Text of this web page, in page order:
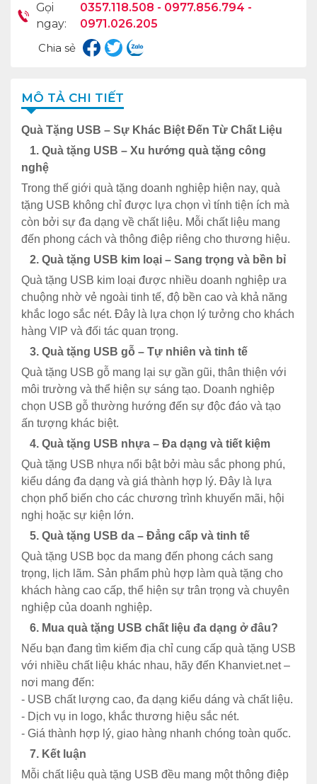
Gọi
ngay:
0357.118.508 - 0977.856.794 -
0971.026.205
Chia sẻ
MÔ TẢ CHI TIẾT
Quà Tặng USB – Sự Khác Biệt Đến Từ Chất Liệu
1. Quà tặng USB – Xu hướng quà tặng công
nghệ
Trong thế giới quà tặng doanh nghiệp hiện nay, quà
tặng USB không chỉ được lựa chọn vì tính tiện ích mà
còn bởi sự đa dạng về chất liệu. Mỗi chất liệu mang
đến phong cách và thông điệp riêng cho thương hiệu.
2. Quà tặng USB kim loại – Sang trọng và bền bỉ
Quà tặng USB kim loại được nhiều doanh nghiệp ưa
chuộng nhờ vẻ ngoài tinh tế, độ bền cao và khả năng
khắc logo sắc nét. Đây là lựa chọn lý tưởng cho khách
hàng VIP và đối tác quan trọng.
3. Quà tặng USB gỗ – Tự nhiên và tinh tế
Quà tặng USB gỗ mang lại sự gần gũi, thân thiện với
môi trường và thể hiện sự sáng tạo. Doanh nghiệp
chọn USB gỗ thường hướng đến sự độc đáo và tạo
ấn tượng khác biệt.
4. Quà tặng USB nhựa – Đa dạng và tiết kiệm
Quà tặng USB nhựa nổi bật bởi màu sắc phong phú,
kiểu dáng đa dạng và giá thành hợp lý. Đây là lựa
chọn phổ biến cho các chương trình khuyến mãi, hội
nghị hoặc sự kiện lớn.
5. Quà tặng USB da – Đẳng cấp và tinh tế
Quà tặng USB bọc da mang đến phong cách sang
trọng, lịch lãm. Sản phẩm phù hợp làm quà tặng cho
khách hàng cao cấp, thể hiện sự trân trọng và chuyên
nghiệp của doanh nghiệp.
6. Mua quà tặng USB chất liệu đa dạng ở đâu?
Nếu bạn đang tìm kiếm địa chỉ cung cấp quà tặng USB
với nhiều chất liệu khác nhau, hãy đến Khanviet.net –
nơi mang đến:
- USB chất lượng cao, đa dạng kiểu dáng và chất liệu.
- Dịch vụ in logo, khắc thương hiệu sắc nét.
- Giá thành hợp lý, giao hàng nhanh chóng toàn quốc.
7. Kết luận
Mỗi chất liệu quà tặng USB đều mang một thông điệp